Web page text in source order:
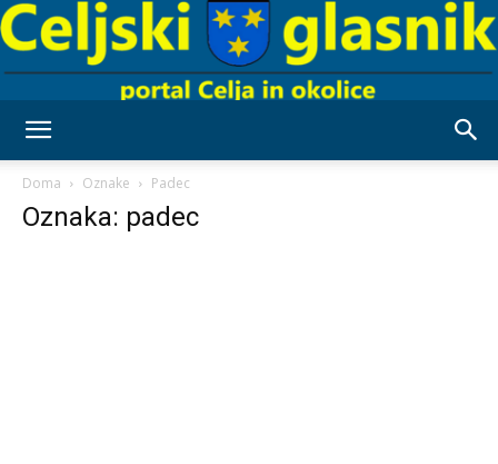
Doma Oznake Padec
Oznaka: padec